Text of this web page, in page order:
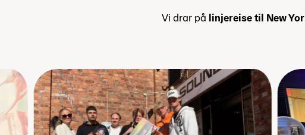
Vi drar på linjereise til New